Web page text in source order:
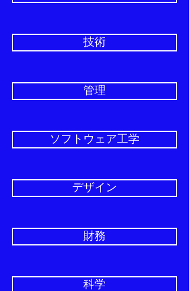
技術
管理
ソフトウェア工学
デザイン
財務
科学